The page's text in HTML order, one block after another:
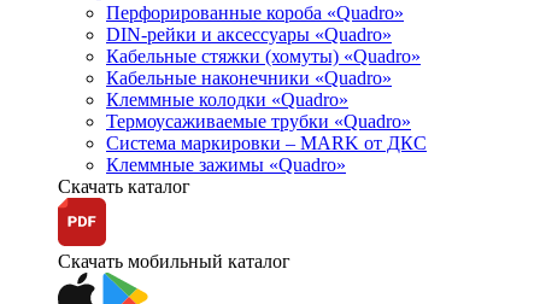
Перфорированные короба «Quadro»
DIN-рейки и аксессуары «Quadro»
Кабельные стяжки (хомуты) «Quadro»
Кабельные наконечники «Quadro»
Клеммные колодки «Quadro»
Термоусаживаемые трубки «Quadro»
Система маркировки – MARK от ДКС
Клеммные зажимы «Quadro»
Скачать каталог
Скачать мобильный каталог